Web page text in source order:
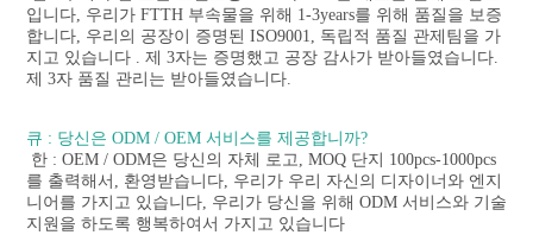
입니다, 우리가 FTTH 부속물을 위해 1-3years를 위해 품질을 보증
합니다, 우리의 공장이 증명된 ISO9001, 독립적 품질 관제팀을 가
지고 있습니다 . 제 3자는 증명했고 공장 감사가 받아들였습니다.
제 3자 품질 관리는 받아들였습니다.
큐 : 당신은 ODM / OEM 서비스를 제공합니까?
를 출력해서, 환영받습니다, 우리가 우리 자신의 디자이너와 엔지
니어를 가지고 있습니다, 우리가 당신을 위해 ODM 서비스와 기술
지원을 하도록 행복하여서 가지고 있습니다